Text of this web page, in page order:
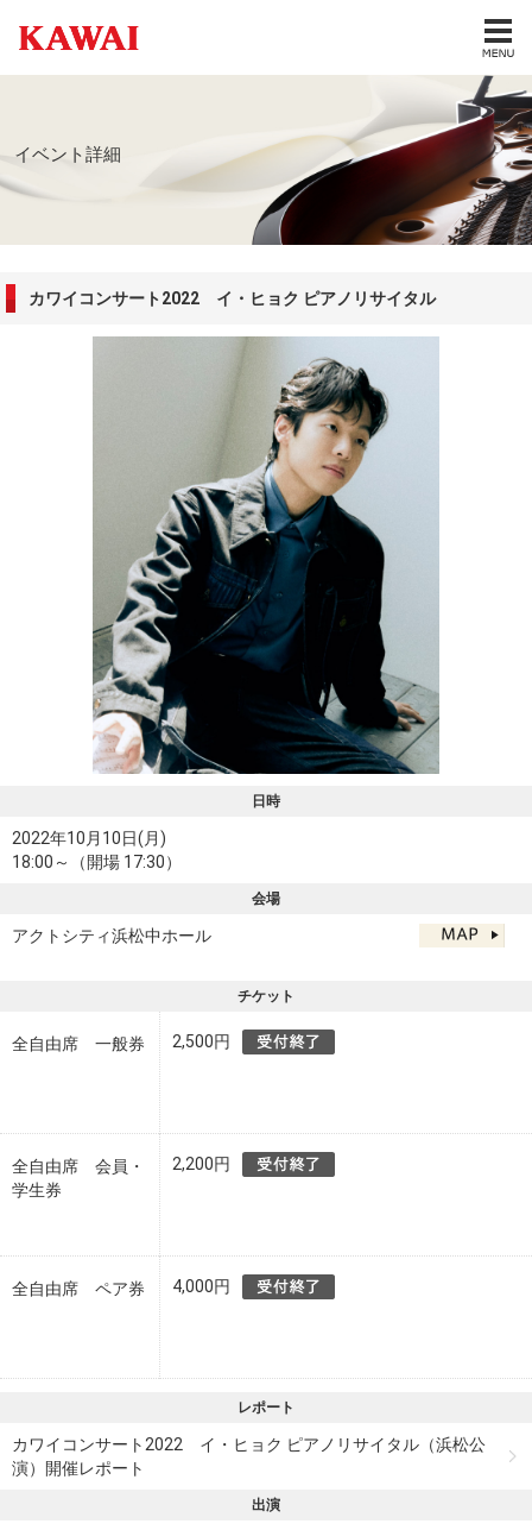
イベント詳細
カワイコンサート2022 イ・ヒョク ピアノリサイタル
日時
2022年10月10日(月)
18:00～（開場 17:30）
会場
アクトシティ浜松中ホール
チケット
全自由席 一般券 2,500円
全自由席 会員・
学生券
2,200円
全自由席 ペア券 4,000円
レポート
カワイコンサート2022 イ・ヒョク ピアノリサイタル（浜松公
演）開催レポート
出演